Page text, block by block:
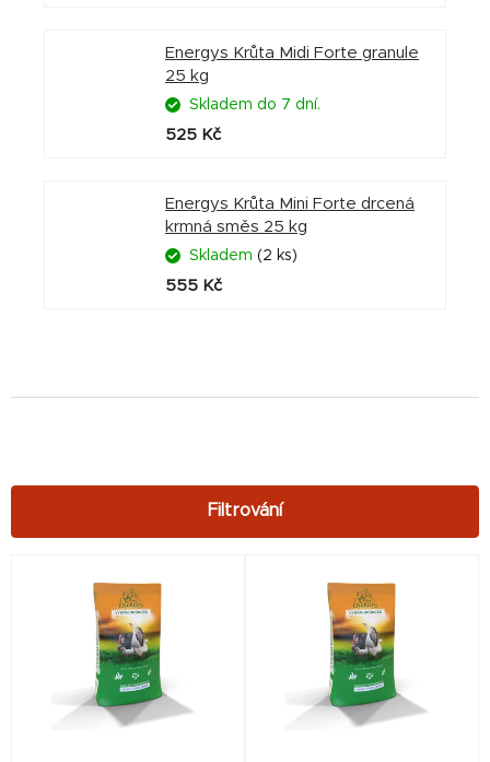
Energys Krůta Midi Forte granule
25 kg
Skladem do 7 dní.
525 Kč
Energys Krůta Mini Forte drcená
krmná směs 25 kg
Skladem (2 ks)
555 Kč